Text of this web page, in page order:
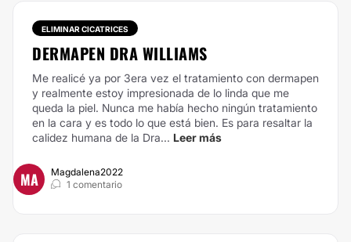
ELIMINAR CICATRICES
DERMAPEN DRA WILLIAMS
Me realicé ya por 3era vez el tratamiento con dermapen
y realmente estoy impresionada de lo linda que me
queda la piel. Nunca me había hecho ningún tratamiento
en la cara y es todo lo que está bien. Es para resaltar la
calidez humana de la Dra... Leer más
MA
Magdalena2022
1 comentario